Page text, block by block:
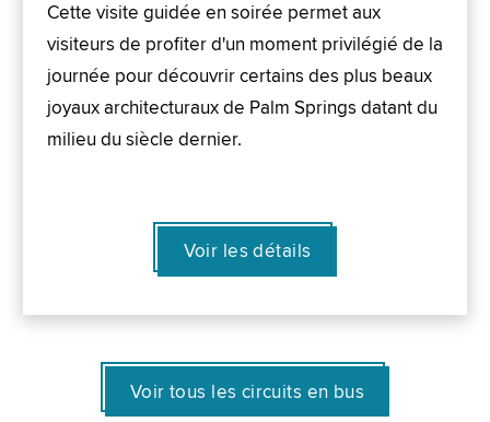
Cette visite guidée en soirée permet aux
visiteurs de profiter d'un moment privilégié de la
journée pour découvrir certains des plus beaux
joyaux architecturaux de Palm Springs datant du
milieu du siècle dernier.
Voir les détails
Voir tous les circuits en bus